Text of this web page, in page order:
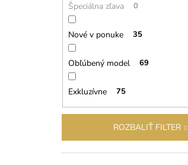
Špeciálna zľava 0
Nové v ponuke 35
Obľúbený model 69
Exkluzívne 75
ROZBALIŤ FILTER